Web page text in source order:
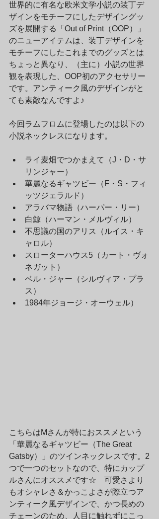
世界的に有名な欧米文学小説の装丁デ
ザインをモチーフにしたデザイングッ
ズを展開する「Out of Print（OOP）」
のニューアイテムは、装丁デザインを
モチーフにしたこれまでのグッズとは
ちょっと異なり、（主に）小説の世界
観を表現した、OOP初のアクセサリー
です。アンティーク風のデザインがと
ても素敵なんですよ♪
今回ラムフロムに登場したのは以下の
小説ネックレスになります。
ライ麦畑でつかまえて（J・D・サ
リンジャー）
華麗なるギャツビー（F・S・フィ
ッツジェラルド）
アラバマ物語（ハーパー・リー）
白鯨（ハーマン・メルヴィル）
不思議の国のアリス（ルイス・キ
ャロル）
スローターハウス5（カート・ヴォ
ネガット）
ベル・ジャー（シルヴィア・プラ
ス）
1984年ジョージ・オーウェル）
こちらはMさんが特におススメという
「華麗なるギャツビー（The Great
Gatsby）」のツインネックレスです。2
つで一つのセットなので、特にカップ
ルさんにオススメです☆　可愛さより
もオシャレさ＆かっこよさが際立つア
ンティーク風デザインで、かつ長めの
チェーンのため、人目に触れずにこっ